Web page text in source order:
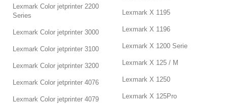
Lexmark Color jetprinter 2200
Series
Lexmark Color jetprinter 3000
Lexmark Color jetprinter 3100
Lexmark Color jetprinter 3200
Lexmark Color jetprinter 4076
Lexmark Color jetprinter 4079
Lexmark X 1195
Lexmark X 1196
Lexmark X 1200 Serie
Lexmark X 125 / M
Lexmark X 1250
Lexmark X 125Pro